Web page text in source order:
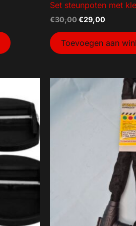
Set steunpoten met
€30,00€29,00
Toevoegen aan